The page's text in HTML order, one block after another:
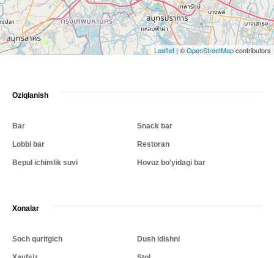
Leaflet |©OpenStreetMapcontributors
Oziqlanish
Bar
Lobbi bar
Bepul ichimlik suvi
Snack bar
Restoran
Hovuz bo'yidagi bar
Xonalar
Soch quritgich Dush idishni